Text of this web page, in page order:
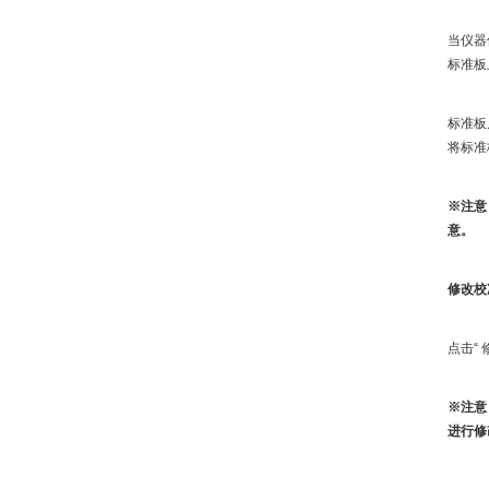
当仪
标准
标准
将标
※注意
意。
修改
点击“
※注意
进行